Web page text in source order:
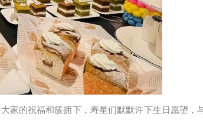
家的祝福和簇拥下，寿星们默默许下生日愿望，